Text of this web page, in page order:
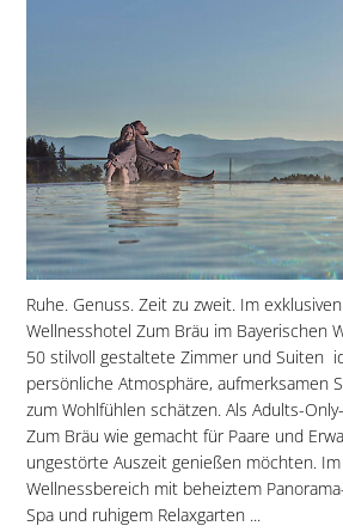
Ruhe. Genuss. Zeit zu zweit. Im
Wellnesshotel Zum Bräu im Bayerischen
50 stilvoll gestaltete Zimmer und Suiten 
persönliche Atmosphäre, aufmerksamen
zum Wohlfühlen schätzen. Als Adults-
Zum Bräu wie gemacht für Paare und
ungestörte Auszeit genießen möchten.
Wellnessbereich mit beheiztem
Spa und ruhigem Relaxgarten ...